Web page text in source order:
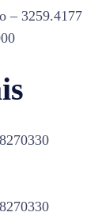
– 3259.4177